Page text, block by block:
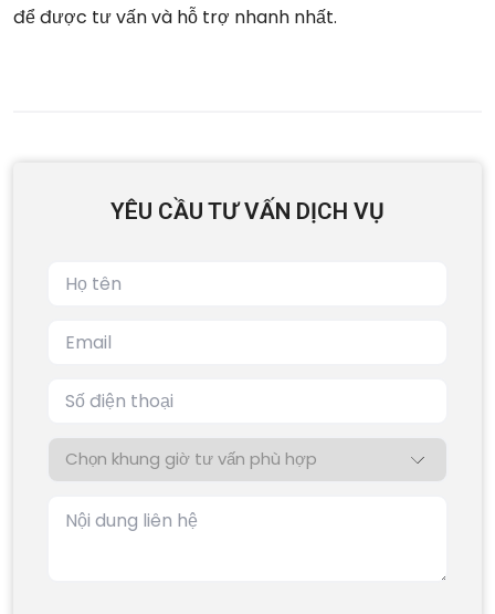
để được tư vấn và hỗ trợ nhanh nhất.
YÊU CẦU TƯ VẤN DỊCH VỤ